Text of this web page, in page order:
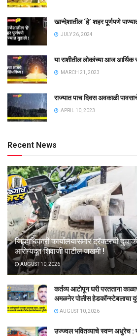
खान्देशातील ‘हे’ शहर पूर्णपणे
JULY 26, 2024
या राशीतील लोकांच्या आज आर्थिक
MARCH 21, 2023
राज्यात पाच दिवस अवकाळी
APRIL 10, 2023
Recent News
जिल्हाधिकारी कार्यालयासमोर ट्रॅक्टरची
आरोग्यदूत शिवाजी पाटील जखमी !
AUGUST 10, 2026
कर्तव्य आटोपून घरी परतताना
अमळनेर पोलीस हेडकॉन्स्टेबलाचा
AUGUST 10, 2026
उज्ज्वल भवितव्याचे स्वप्न अधुरेच :